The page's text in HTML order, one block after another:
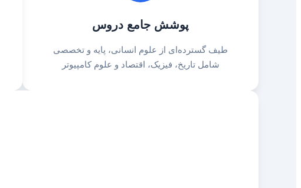
پوشش جامع دروس
طیف گسترده‌ای از علوم انسانی، پایه و تخصصی
شامل تاریخ، فیزیک، اقتصاد و علوم کامپیوتر